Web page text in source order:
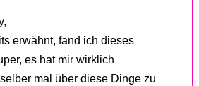
erwähnt, fand ich dieses
es hat mir wirklich
mal über diese Dinge zu